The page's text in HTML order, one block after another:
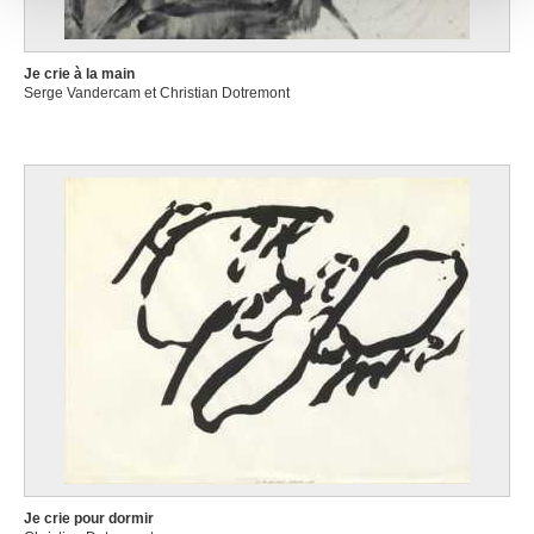
avec d'autres informations que vous leur avez fournies
ou qu'ils ont collectées lors de votre utilisation de leurs
services.
Je crie à la main
Serge Vandercam et Christian Dotremont
Je crie pour dormir